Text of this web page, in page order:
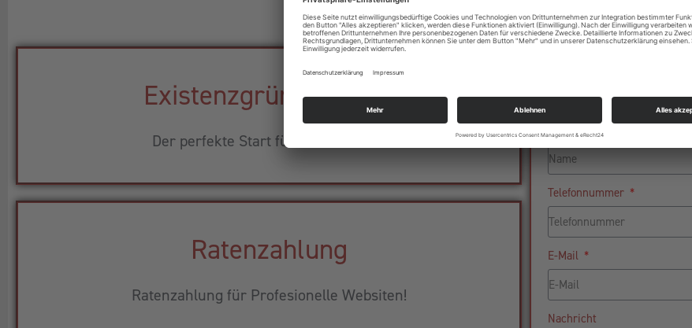
Existenzgründerpaket
Der perfekte Start für Ihr Business!
Ratenzahlung
Ratenzahlung für Profesionelle Websiten!
Name
Telefonnummer
E-Mail
Nachricht